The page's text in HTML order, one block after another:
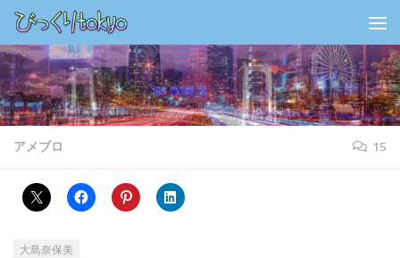
コンテンツの下
アメブロ 15
大島奈保美